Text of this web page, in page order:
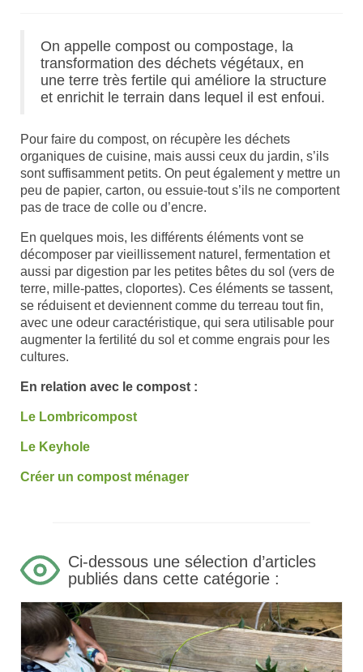
On appelle compost ou compostage, la
transformation des déchets végétaux, en
une terre très fertile qui améliore la structure
et enrichit le terrain dans lequel il est enfoui.
Pour faire du compost, on récupère les déchets
organiques de cuisine, mais aussi ceux du jardin, s’ils
sont suffisamment petits. On peut également y mettre un
peu de papier, carton, ou essuie-tout s’ils ne comportent
pas de trace de colle ou d’encre.
En quelques mois, les différents éléments vont se
décomposer par vieillissement naturel, fermentation et
aussi par digestion par les petites bêtes du sol (vers de
terre, mille-pattes, cloportes). Ces éléments se tassent,
se réduisent et deviennent comme du terreau tout fin,
avec une odeur caractéristique, qui sera utilisable pour
augmenter la fertilité du sol et comme engrais pour les
cultures.
En relation avec le compost :
Le Lombricompost
Le Keyhole
Créer un compost ménager
Ci-dessous une sélection d’articles
publiés dans cette catégorie :